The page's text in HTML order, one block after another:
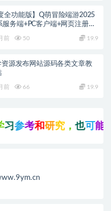
全功能版】Q萌冒险端游2025
务端+PC客户端+网页注册
前 50 19.9
源发布网站源码各类文章教
前 66 19.9
参考和研究，也可能 存在